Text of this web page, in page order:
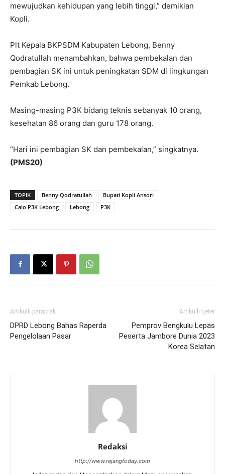
mewujudkan kehidupan yang lebih tinggi,” demikian
Kopli.
Plt Kepala BKPSDM Kabupaten Lebong, Benny
Qodratullah menambahkan, bahwa pembekalan dan
pembagian SK ini untuk peningkatan SDM di lingkungan
Pemkab Lebong.
Masing-masing P3K bidang teknis sebanyak 10 orang,
kesehatan 86 orang dan guru 178 orang.
“Hari ini pembagian SK dan pembekalan,” singkatnya.
(PMS20)
TOPIK Benny Qodratullah
Bupati Kopli Ansori
Calo P3K Lebong
Lebong P3K
Artikulli paraprak
DPRD Lebong Bahas Raperda
Pengelolaan Pasar
Artikulli tjetër
Pemprov Bengkulu Lepas
Peserta Jambore Dunia 2023
Korea Selatan
Redaksi
http://www.rejangtoday.com